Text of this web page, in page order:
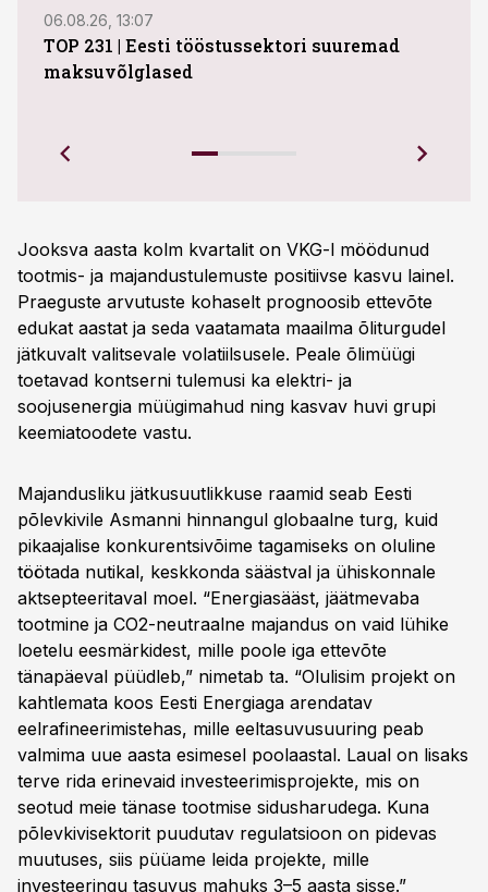
06.08.26, 13:07
TOP 231 | Eesti tööstussektori suuremad
maksuvõlglased
Jooksva aasta kolm kvartalit on VKG-l möödunud
tootmis- ja majandustulemuste positiivse kasvu lainel.
Praeguste arvutuste kohaselt prognoosib ettevõte
edukat aastat ja seda vaatamata maailma õliturgudel
jätkuvalt valitsevale volatiilsusele. Peale õlimüügi
toetavad kontserni tulemusi ka elektri- ja
soojusenergia müügimahud ning kasvav huvi grupi
keemiatoodete vastu.
Majandusliku jätkusuutlikkuse raamid seab Eesti
põlevkivile Asmanni hinnangul globaalne turg, kuid
pikaajalise konkurentsivõime tagamiseks on oluline
töötada nutikal, keskkonda säästval ja ühiskonnale
aktsepteeritaval moel. “Energiasääst, jäätmevaba
tootmine ja CO2-neutraalne majandus on vaid lühike
loetelu eesmärkidest, mille poole iga ettevõte
tänapäeval püüdleb,” nimetab ta. “Olulisim projekt on
kahtlemata koos Eesti Energiaga arendatav
eelrafineerimistehas, mille eeltasuvusuuring peab
valmima uue aasta esimesel poolaastal. Laual on lisaks
terve rida erinevaid investeerimisprojekte, mis on
seotud meie tänase tootmise sidusharudega. Kuna
põlevkivisektorit puudutav regulatsioon on pidevas
muutuses, siis püüame leida projekte, mille
investeeringu tasuvus mahuks 3–5 aasta sisse.”